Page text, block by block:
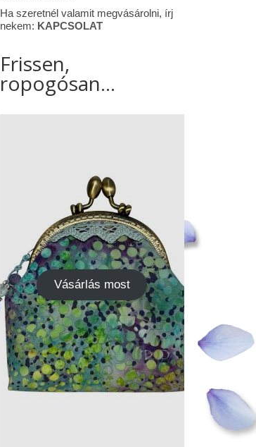
A termékek tisztítása
2020.01.13.
Alapanyagok: Tilda pamutvászon,
designer pamutvászon, lenvászon,
Kedves
Ha szeretnél valamit megvásárolni, írj
nekem: KAPCSOLAT
Frissen,
ropogósan...
Vásárlás most